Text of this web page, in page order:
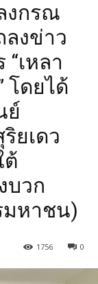
งกรณ
งข่าว
เหลา
โดยได้
ย์
ยเดว
ต้
บวก
หาชน)
0
1756